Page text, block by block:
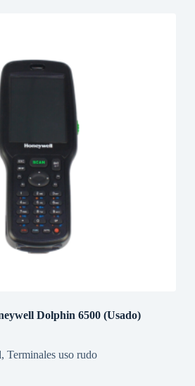
Dolphin 6500 (Usado)
, Terminales uso rudo